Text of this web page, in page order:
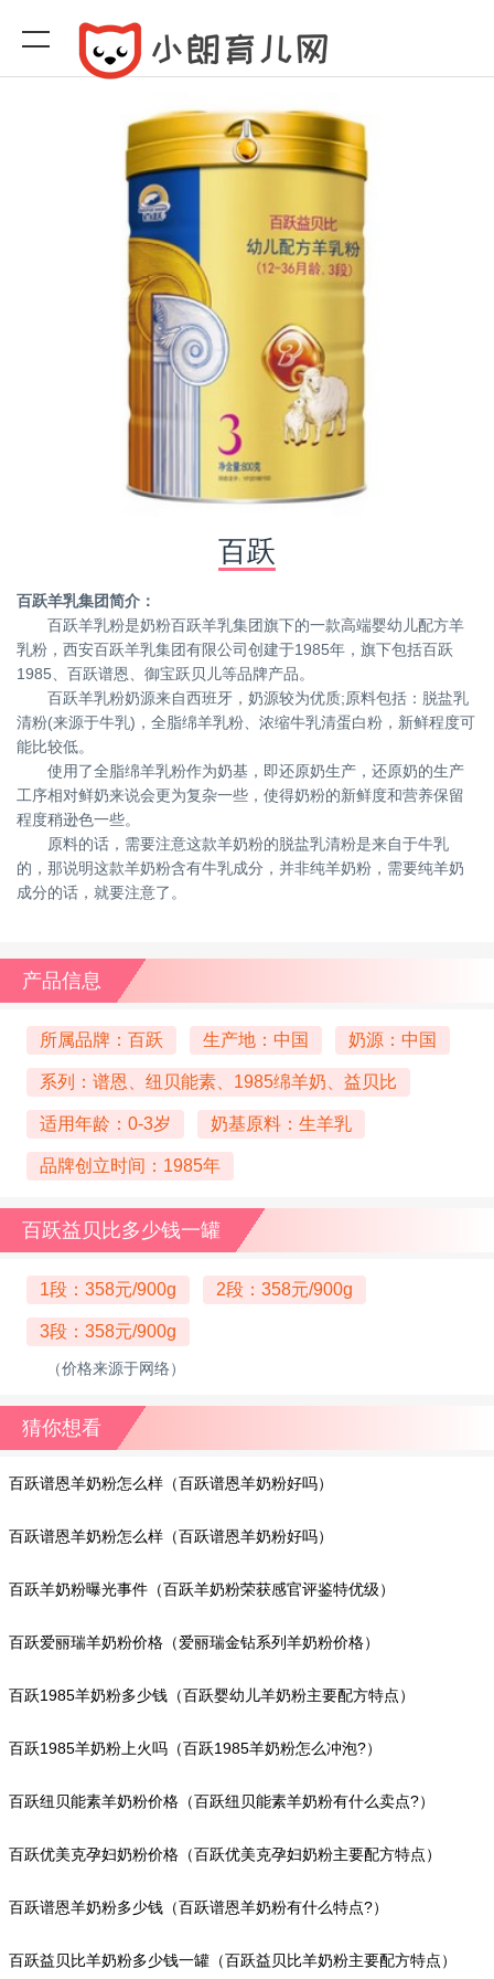
百跃
百跃羊乳集团简介：
百跃羊乳粉是奶粉百跃羊乳集团旗下的一款高端婴幼儿配方羊
乳粉，西安百跃羊乳集团有限公司创建于1985年，旗下包括百跃
1985、百跃谱恩、御宝跃贝儿等品牌产品。
百跃羊乳粉奶源来自西班牙，奶源较为优质;原料包括：脱盐乳
清粉(来源于牛乳)，全脂绵羊乳粉、浓缩牛乳清蛋白粉，新鲜程度可
能比较低。
使用了全脂绵羊乳粉作为奶基，即还原奶生产，还原奶的生产
工序相对鲜奶来说会更为复杂一些，使得奶粉的新鲜度和营养保留
程度稍逊色一些。
原料的话，需要注意这款羊奶粉的脱盐乳清粉是来自于牛乳
的，那说明这款羊奶粉含有牛乳成分，并非纯羊奶粉，需要纯羊奶
成分的话，就要注意了。
产品信息
所属品牌：百跃 生产地：中国 奶源：中国
系列：谱恩、纽贝能素、1985绵羊奶、益贝比
适用年龄：0-3岁 奶基原料：生羊乳
品牌创立时间：1985年
百跃益贝比多少钱一罐
1段：358元/900g 2段：358元/900g
3段：358元/900g
（价格来源于网络）
猜你想看
百跃谱恩羊奶粉怎么样（百跃谱恩羊奶粉好吗）
百跃谱恩羊奶粉怎么样（百跃谱恩羊奶粉好吗）
百跃羊奶粉曝光事件（百跃羊奶粉荣获感官评鉴特优级）
百跃爱丽瑞羊奶粉价格（爱丽瑞金钻系列羊奶粉价格）
百跃1985羊奶粉多少钱（百跃婴幼儿羊奶粉主要配方特点）
百跃1985羊奶粉上火吗（百跃1985羊奶粉怎么冲泡?）
百跃纽贝能素羊奶粉价格（百跃纽贝能素羊奶粉有什么卖点?）
百跃优美克孕妇奶粉价格（百跃优美克孕妇奶粉主要配方特点）
百跃谱恩羊奶粉多少钱（百跃谱恩羊奶粉有什么特点?）
百跃益贝比羊奶粉多少钱一罐（百跃益贝比羊奶粉主要配方特点）